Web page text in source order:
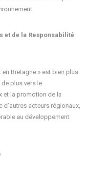
et de la Responsabilité
en Bretagne » est bien plus
de plus vers le
et la promotion de la
acteurs régionaux,
au développement